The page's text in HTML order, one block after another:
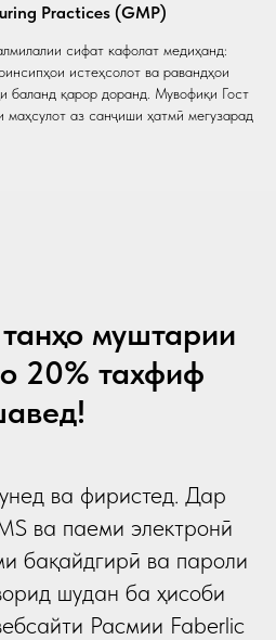
Practices (GMP)
сифат кафолат медиҳанд:
истеҳсолот ва равандҳои
баланд қарор доранд. Мувофиқи Гост
аз санҷиши ҳатмӣ мегузарад
муштарии
20% тахфиф
ва фиристед. Дар
ва паеми электронӣ
бақайдгирӣ ва пароли
шудан ба ҳисоби
Расмии Faberlic